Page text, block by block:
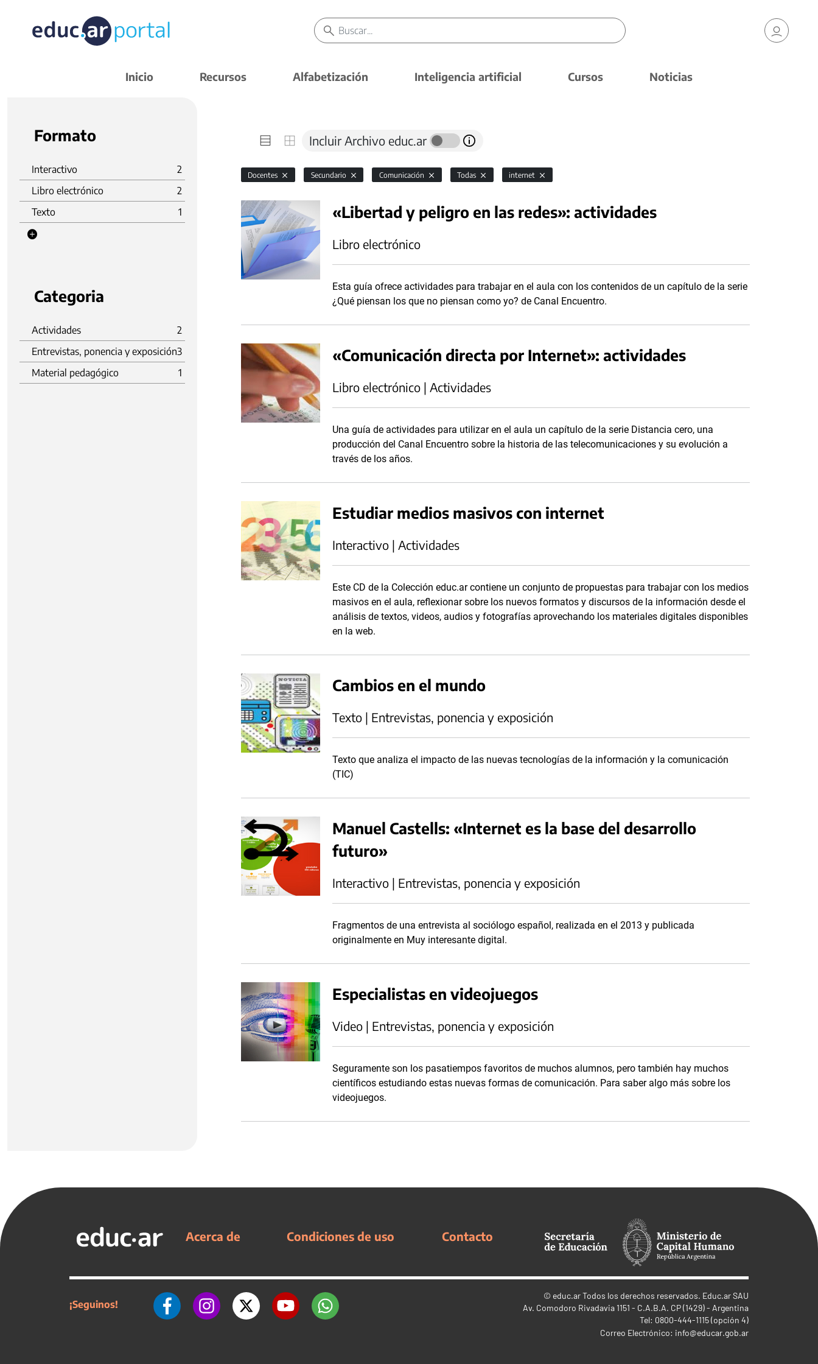
Inicio Recursos Alfabetización Inteligencia artificial Cursos Noticias
Formato
Interactivo
2
Libro electrónico
2
Texto
1
Categoria
Actividades
2
Entrevistas, ponencia y exposición3
Material pedagógico
1
Incluir Archivo educ.ar
Docentes Secundario Comunicación Todas internet
«Libertad y peligro en las redes»: actividades
Libro electrónico
Esta guía ofrece actividades para trabajar en el aula con los contenidos de un capítulo de la serie
¿Qué piensan los que no piensan como yo? de Canal Encuentro.
«Comunicación directa por Internet»: actividades
Libro electrónico | Actividades
Una guía de actividades para utilizar en el aula un capítulo de la serie Distancia cero, una
producción del Canal Encuentro sobre la historia de las telecomunicaciones y su evolución a
través de los años.
Estudiar medios masivos con internet
Interactivo | Actividades
Este CD de la Colección educ.ar contiene un conjunto de propuestas para trabajar con los medios
masivos en el aula, reflexionar sobre los nuevos formatos y discursos de la información desde el
análisis de textos, videos, audios y fotografías aprovechando los materiales digitales disponibles
en la web.
Cambios en el mundo
Texto | Entrevistas, ponencia y exposición
Texto que analiza el impacto de las nuevas tecnologías de la información y la comunicación
(TIC)
Manuel Castells: «Internet es la base del desarrollo
futuro»
Interactivo | Entrevistas, ponencia y exposición
Fragmentos de una entrevista al sociólogo español, realizada en el 2013 y publicada
originalmente en Muy interesante digital.
Especialistas en videojuegos
Video | Entrevistas, ponencia y exposición
Seguramente son los pasatiempos favoritos de muchos alumnos, pero también hay muchos
científicos estudiando estas nuevas formas de comunicación. Para saber algo más sobre los
videojuegos.
Acerca de Condiciones de uso Contacto
¡Seguinos!
© educ.arTodos los derechos reservados. Educ.ar SAU
Av. Comodoro Rivadavia 1151 - C.A.B.A. CP (1429) - Argentina
Tel: 0800-444-1115 (opción 4)
Correo Electrónico: info@educar.gob.ar